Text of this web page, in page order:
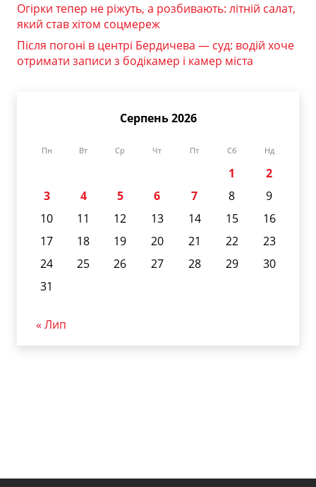
Огірки тепер не ріжуть, а розбивають: літній салат,
який став хітом соцмереж
Після погоні в центрі Бердичева — суд: водій хоче
отримати записи з бодікамер і камер міста
Серпень 2026
Пн Вт Ср Чт Пт Сб Нд
1
2
3
4 5 6 7 8
9
10
11 12 13 14 15
16
17
18 19 20 21 22
23
24
25 26 27 28 29
30
31
« Лип